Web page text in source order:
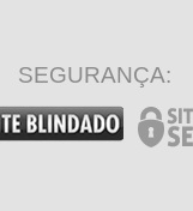
SEGURANÇA: